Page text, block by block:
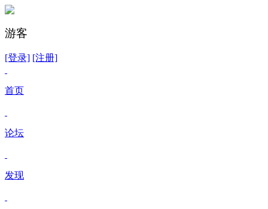
游客
[登录] [注册]
首页
论坛
发现